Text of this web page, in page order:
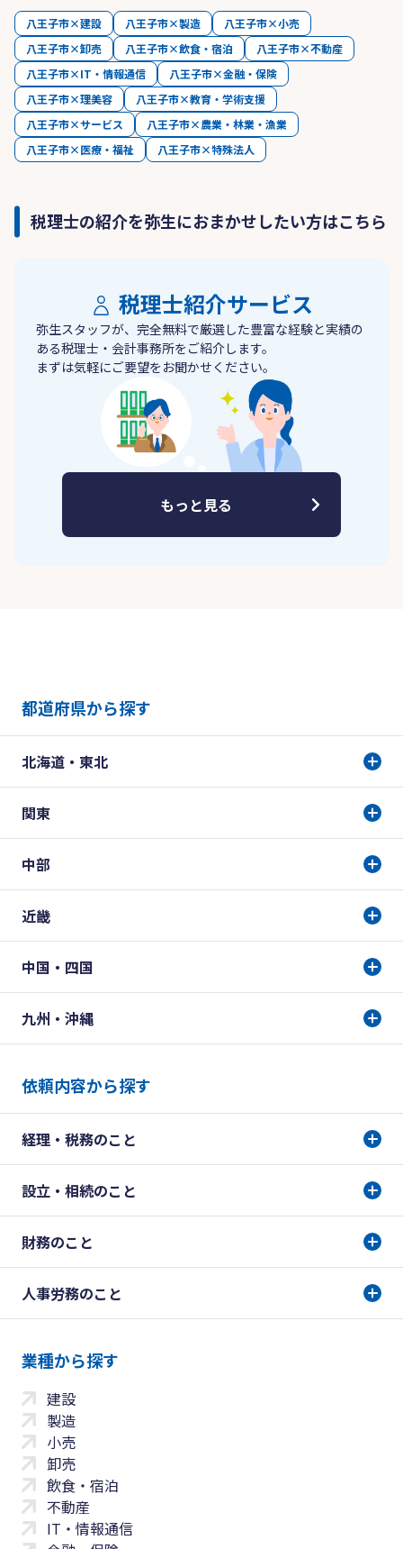
八王子市×建設 八王子市×製造
八王子市×小売
八王子市×卸売
八王子市×飲食・宿泊
八王子市×不動産
八王子市×IT・情報通信
八王子市×金融・保険
八王子市×理美容
八王子市×教育・学術支援
八王子市×サービス
八王子市×農業・林業・漁業
八王子市×医療・福祉
八王子市×特殊法人
税理士の紹介を弥生におまかせしたい方はこちら
税理士紹介サービス
弥生スタッフが、完全無料で厳選した豊富な経験と実績の
ある税理士・会計事務所をご紹介します。
まずは気軽にご要望をお聞かせください。
もっと見る
都道府県から探す
北海道・東北
関東
中部
近畿
中国・四国
九州・沖縄
依頼内容から探す
経理・税務のこと
設立・相続のこと
財務のこと
人事労務のこと
業種から探す
建設
製造
小売
卸売
飲食・宿泊
不動産
IT・情報通信